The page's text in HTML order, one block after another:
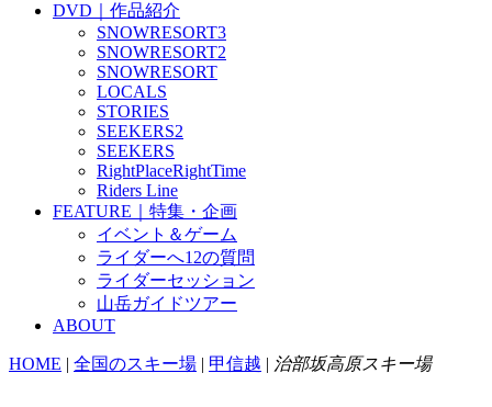
DVD｜作品紹介
SNOWRESORT3
SNOWRESORT2
SNOWRESORT
LOCALS
STORIES
SEEKERS2
SEEKERS
RightPlaceRightTime
Riders Line
FEATURE｜特集・企画
イベント＆ゲーム
ライダーへ12の質問
ライダーセッション
山岳ガイドツアー
ABOUT
HOME | 全国のスキー場 | 甲信越 | 治部坂高原スキー場